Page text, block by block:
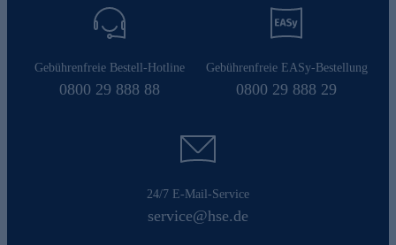
Gebührenfreie Bestell-Hotline
0800 29 888 88
Gebührenfreie EASy-Bestellung
0800 29 888 29
24/7 E-Mail-Service
service@hse.de